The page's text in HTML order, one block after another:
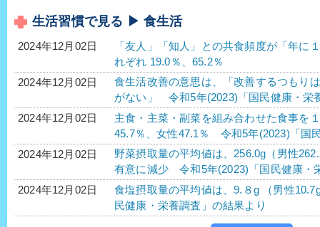
生活習慣で見る ▶ 食生活
2024年12月02日
「友人」「知人」との共食頻度が「年に
れぞれ 19.0％、65.2％
2024年12月02日
食生活改善の意思は、「改善するつもり
がない」 令和5年(2023)「国民健康・栄
2024年12月02日
主食・主菜・副菜を組み合わせた食事を
45.7％、女性47.1％ 令和5年(2023)「国
2024年12月02日
野菜摂取量の平均値は、256.0g（男性
有意に減少 令和5年(2023)「国民健康・
2024年12月02日
食塩摂取量の平均値は、9.８g （男性
民健康・栄養調査」の結果より